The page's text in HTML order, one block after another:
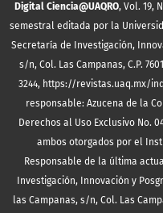
Digital Ciencia@UAQRO, Vol. 19,
semestral editada por la
Secretaría de Investigación,
s/n, Col. Las Campanas, C.P.
3244, https://revistas.uaq.mx/
responsable: Azucena de la
Derechos al Uso Exclusivo No.
ambos otorgados por el
Responsable de la última
Investigación, Innovación y
las Campanas, s/n, Col. Las